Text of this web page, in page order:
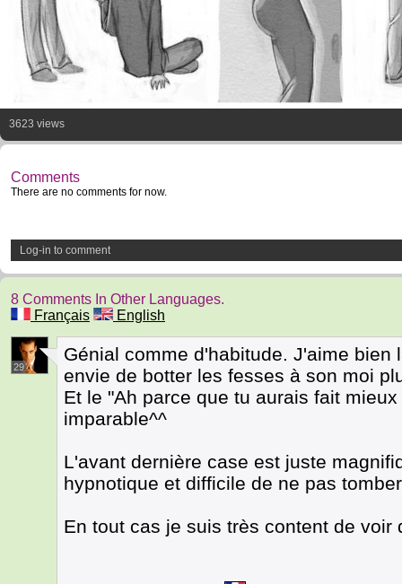
3623 views
Comments
There are no comments for now.
Log-in to comment
8 Comments In Other Languages.
Français
English
29
Génial comme d'habitude. J'aime
envie de botter les fesses à son moi
Et le "Ah parce que tu aurais fait
imparable^^
L'avant dernière case est juste
hypnotique et difficile de ne pas
En tout cas je suis très content de